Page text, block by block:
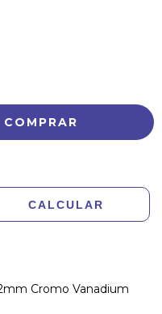
CALCULAR
Cromo Vanadium